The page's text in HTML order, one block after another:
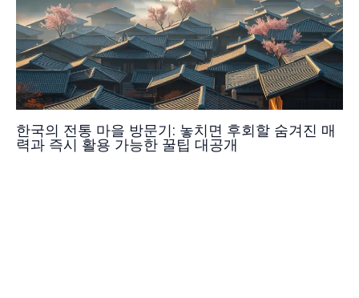
한국의 전통 마을 방문기: 놓치면 후회할 숨겨진 매
력과 즉시 활용 가능한 꿀팁 대공개